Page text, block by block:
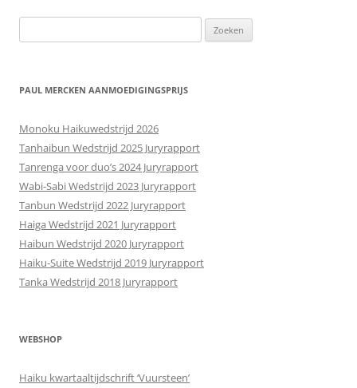
naar:
PAUL MERCKEN AANMOEDIGINGSPRIJS
Monoku Haikuwedstrijd 2026
Tanhaibun Wedstrijd 2025 Juryrapport
Tanrenga voor duo’s 2024 Juryrapport
Wabi-Sabi Wedstrijd 2023 Juryrapport
Tanbun Wedstrijd 2022 Juryrapport
Haiga Wedstrijd 2021 Juryrapport
Haibun Wedstrijd 2020 Juryrapport
Haiku-Suite Wedstrijd 2019 Juryrapport
Tanka Wedstrijd 2018 Juryrapport
WEBSHOP
Haiku kwartaaltijdschrift ‘Vuursteen’